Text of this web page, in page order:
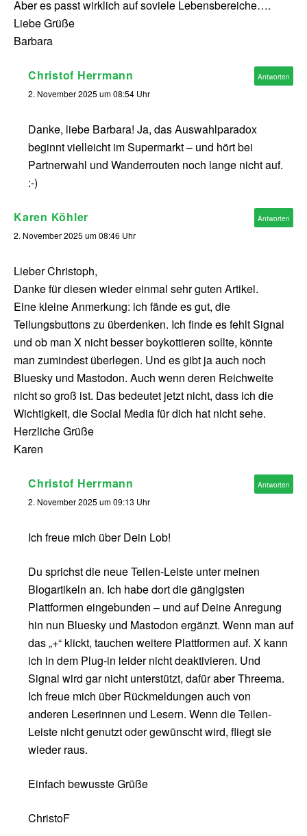
Aber es passt wirklich auf soviele Lebensbereiche….
Liebe Grüße
Barbara
Christof Herrmann
2. November 2025 um 08:54 Uhr
Danke, liebe Barbara! Ja, das Auswahlparadox
beginnt vielleicht im Supermarkt – und hört bei
Partnerwahl und Wanderrouten noch lange nicht auf.
:-)
Antworten
Karen Köhler
2. November 2025 um 08:46 Uhr
Lieber Christoph,
Danke für diesen wieder einmal sehr guten Artikel.
Eine kleine Anmerkung: ich fände es gut, die
Teilungsbuttons zu überdenken. Ich finde es fehlt Signal
und ob man X nicht besser boykottieren sollte, könnte
man zumindest überlegen. Und es gibt ja auch noch
Bluesky und Mastodon. Auch wenn deren Reichweite
nicht so groß ist. Das bedeutet jetzt nicht, dass ich die
Wichtigkeit, die Social Media für dich hat nicht sehe.
Herzliche Grüße
Karen
Antworten
Christof Herrmann
2. November 2025 um 09:13 Uhr
Ich freue mich über Dein Lob!
Du sprichst die neue Teilen-Leiste unter meinen
Blogartikeln an. Ich habe dort die gängigsten
Plattformen eingebunden – und auf Deine Anregung
hin nun Bluesky und Mastodon ergänzt. Wenn man auf
das „+“ klickt, tauchen weitere Plattformen auf. X kann
ich in dem Plug-in leider nicht deaktivieren. Und
Signal wird gar nicht unterstützt, dafür aber Threema.
Ich freue mich über Rückmeldungen auch von
anderen Leserinnen und Lesern. Wenn die Teilen-
Leiste nicht genutzt oder gewünscht wird, fliegt sie
wieder raus.
Einfach bewusste Grüße
ChristoF
Antworten